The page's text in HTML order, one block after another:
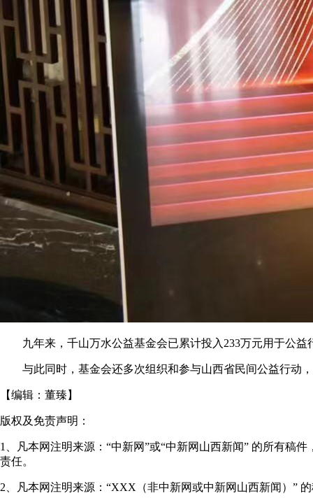
九年来，千山万水公益基金会已累计投入233万元用于公益
与此同时，基金会还多次组织和参与山西省民间公益行动，
【编辑： 董臻 】
版权及免责声明：
1、凡本网注明来源：“中新网”或“中新网山西新闻” 的所有稿
责任。
2、凡本网注明来源：“XXX（非中新网或中新网山西新闻）”